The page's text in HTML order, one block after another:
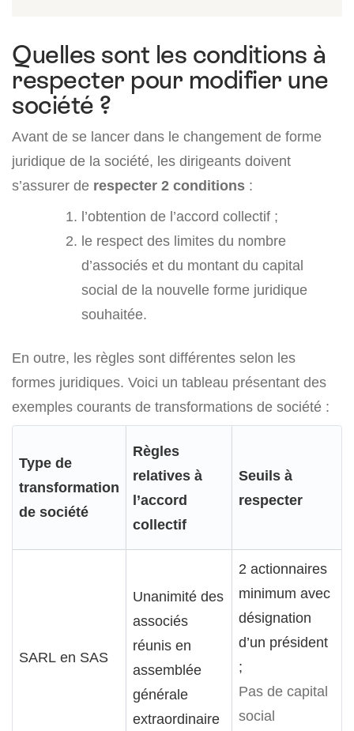
Quelles sont les conditions à
respecter pour modifier une
société ?
Avant de se lancer dans le changement de forme
juridique de la société, les dirigeants doivent
s’assurer de respecter 2 conditions :
l’obtention de l’accord collectif ;
le respect des limites du nombre
d’associés et du montant du capital
social de la nouvelle forme juridique
souhaitée.
En outre, les règles sont différentes selon les
formes juridiques. Voici un tableau présentant des
exemples courants de transformations de société :
Type de
transformation
de société
Règles
relatives à
l’accord
collectif
Seuils à
respecter
SARL en SAS
Unanimité des
associés
réunis en
assemblée
générale
extraordinaire
2 actionnaires
minimum avec
désignation
d’un président
;
Pas de capital
social